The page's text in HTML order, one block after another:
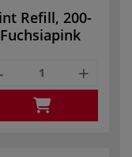
Refill, 200-
+